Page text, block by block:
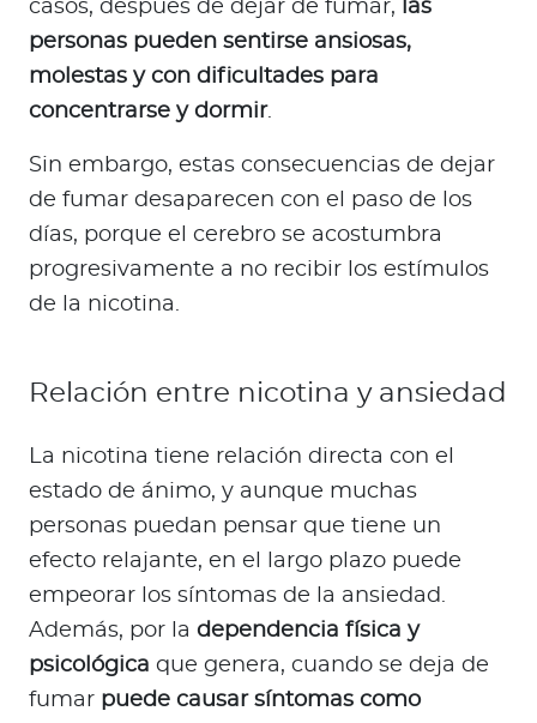
casos, después de dejar de fumar,
las
personas pueden sentirse ansiosas,
molestas y con dificultades para
concentrarse y dormir.
Sin embargo, estas consecuencias de dejar
de fumar desaparecen con el paso de los
días, porque el cerebro se acostumbra
progresivamente a no recibir los estímulos
de la nicotina.
Relación entre nicotina y ansiedad
La nicotina tiene relación directa con el
estado de ánimo, y aunque muchas
personas puedan pensar que tiene un
efecto relajante, en el largo plazo puede
empeorar los síntomas de la ansiedad.
Además, por la dependencia física y
psicológica que genera, cuando se deja de
fumar puede causar síntomas como